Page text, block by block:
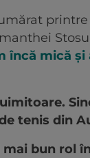
încă mică
tenis din
bun rol